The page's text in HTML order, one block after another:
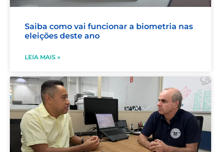
Saiba como vai funcionar a biometria nas
eleições deste ano
LEIA MAIS »